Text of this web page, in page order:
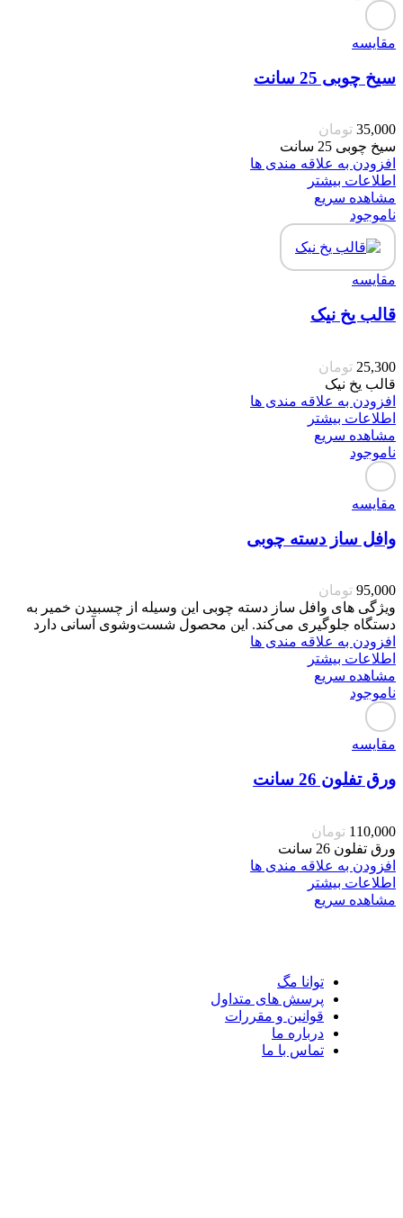
مقایسه
سیخ چوبی 25 سانت
35,000 تومان
سیخ چوبی 25 سانت
افزودن به علاقه مندی ها
اطلاعات بیشتر
مشاهده سریع
ناموجود
مقایسه
قالب یخ نیک
25,300 تومان
قالب یخ نیک
افزودن به علاقه مندی ها
اطلاعات بیشتر
مشاهده سریع
ناموجود
مقایسه
وافل ساز دسته چوبی
95,000 تومان
ویژگی های وافل ساز دسته چوبی این وسیله از چسبیدن خمیر به
دستگاه جلوگیری می‌کند. این محصول شست‌وشوی آسانی دارد
افزودن به علاقه مندی ها
اطلاعات بیشتر
مشاهده سریع
ناموجود
مقایسه
ورق تفلون 26 سانت
110,000 تومان
ورق تفلون 26 سانت
افزودن به علاقه مندی ها
اطلاعات بیشتر
مشاهده سریع
توانا مگ
پرسش های متداول
قوانین و مقررات
درباره ما
تماس با ما